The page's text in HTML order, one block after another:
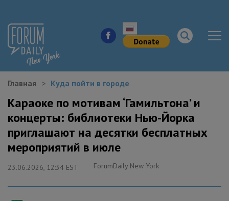
НОВОСТИ ГОРОДА
КУДА ПОЙТИ В ГОРОДЕ
ЗДОРОВЬЕ
РАБОТА И БИЗНЕС
Главная Куда пойти в городе
Караоке по мотивам ‘Гамильтона’ и
концерты: библиотеки Нью-Йорка
приглашают на десятки бесплатных
мероприятий в июле
23.06.2026, 12:34 EST ForumDaily New York